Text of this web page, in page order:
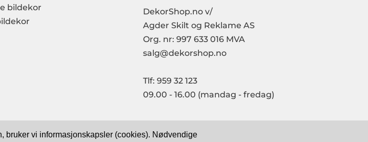
bruker vi informasjonskapsler (cookies). Nødvendige
bildekor
DekorShop.no v/
Agder Skilt og Reklame AS
Org. nr: 997 633 016 MVA
salg@dekorshop.no
Tlf: 959 32 123
09.00 - 16.00 (mandag - fredag)